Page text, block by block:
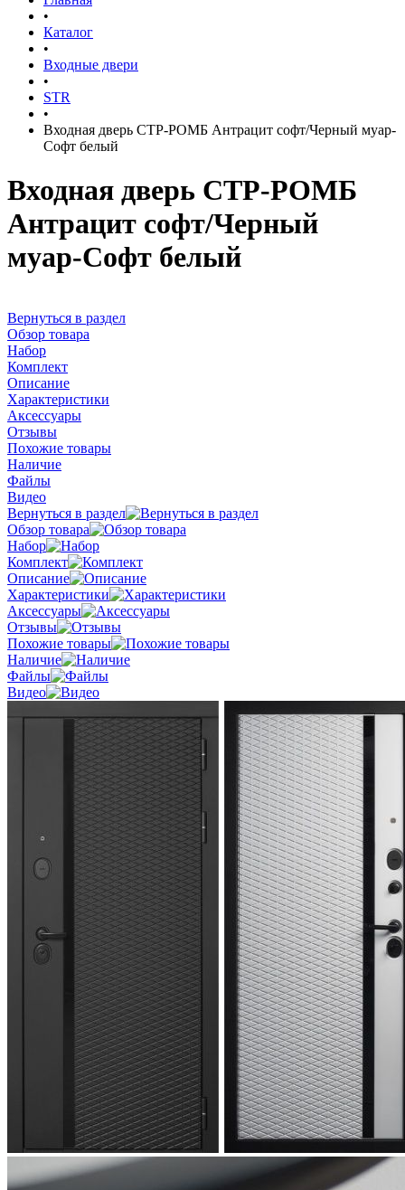
•
Каталог
•
Входные двери
•
STR
•
Входная дверь СТР-РОМБ Антрацит софт/Черный муар-
Софт белый
Входная дверь СТР-РОМБ
Антрацит софт/Черный
муар-Софт белый
Вернуться в раздел
Обзор товара
Набор
Комплект
Описание
Характеристики
Аксессуары
Отзывы
Похожие товары
Наличие
Файлы
Видео
Вернуться в раздел
Обзор товара
Набор
Комплект
Описание
Характеристики
Аксессуары
Отзывы
Похожие товары
Наличие
Файлы
Видео